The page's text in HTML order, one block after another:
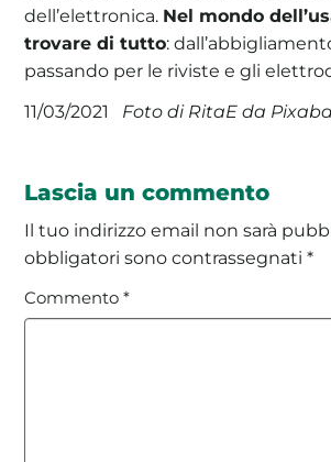
dell’elettronica. Nel mondo
trovare di tutto:
passando per le riviste e gli
11/03/2021 Foto di RitaE da
Lascia un commento
Il tuo indirizzo email non sarà
obbligatori sono contrassegnati*
Commento*